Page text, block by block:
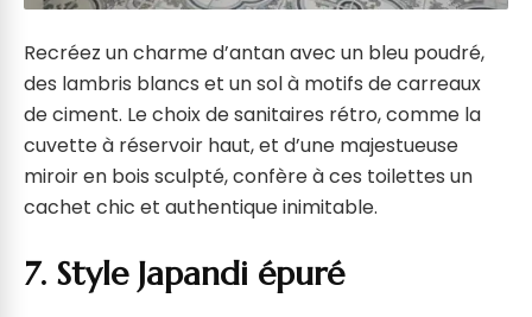
Recréez un charme d’antan avec un bleu poudré,
des lambris blancs et un sol à motifs de carreaux
de ciment. Le choix de sanitaires rétro, comme la
cuvette à réservoir haut, et d’une majestueuse
miroir en bois sculpté, confère à ces toilettes un
cachet chic et authentique inimitable.
7. Style Japandi épuré